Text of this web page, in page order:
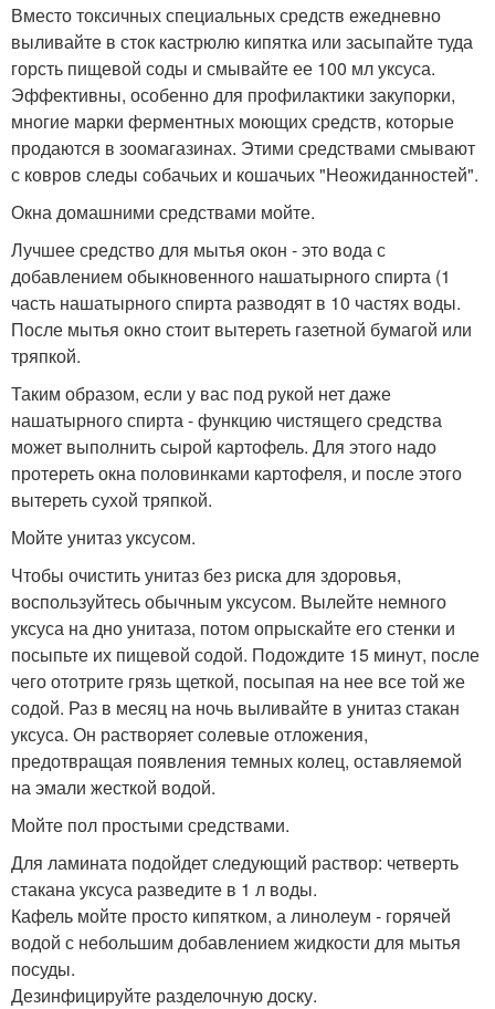
Вместо токсичных специальных средств ежедневно
выливайте в сток кастрюлю кипятка или засыпайте туда
горсть пищевой соды и смывайте ее 100 мл уксуса.
Эффективны, особенно для профилактики закупорки,
многие марки ферментных моющих средств, которые
продаются в зоомагазинах. Этими средствами смывают
с ковров следы собачьих и кошачьих "Неожиданностей".
Окна домашними средствами мойте.
Лучшее средство для мытья окон - это вода с
добавлением обыкновенного нашатырного спирта (1
часть нашатырного спирта разводят в 10 частях воды.
После мытья окно стоит вытереть газетной бумагой или
тряпкой.
Таким образом, если у вас под рукой нет даже
нашатырного спирта - функцию чистящего средства
может выполнить сырой картофель. Для этого надо
протереть окна половинками картофеля, и после этого
вытереть сухой тряпкой.
Мойте унитаз уксусом.
Чтобы очистить унитаз без риска для здоровья,
воспользуйтесь обычным уксусом. Вылейте немного
уксуса на дно унитаза, потом опрыскайте его стенки и
посыпьте их пищевой содой. Подождите 15 минут, после
чего ототрите грязь щеткой, посыпая на нее все той же
содой. Раз в месяц на ночь выливайте в унитаз стакан
уксуса. Он растворяет солевые отложения,
предотвращая появления темных колец, оставляемой
на эмали жесткой водой.
Мойте пол простыми средствами.
Для ламината подойдет следующий раствор: четверть
стакана уксуса разведите в 1 л воды.
Кафель мойте просто кипятком, а линолеум - горячей
водой с небольшим добавлением жидкости для мытья
посуды.
Дезинфицируйте разделочную доску.